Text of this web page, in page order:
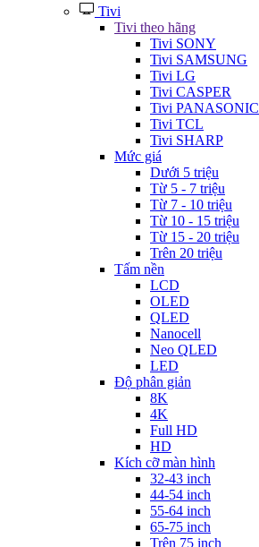
Tivi
Tivi theo hãng
Tivi SONY
Tivi SAMSUNG
Tivi LG
Tivi CASPER
Tivi PANASONIC
Tivi TCL
Tivi SHARP
Mức giá
Dưới 5 triệu
Từ 5 - 7 triệu
Từ 7 - 10 triệu
Từ 10 - 15 triệu
Từ 15 - 20 triệu
Trên 20 triệu
Tấm nền
LCD
OLED
QLED
Nanocell
Neo QLED
LED
Độ phân giản
8K
4K
Full HD
HD
Kích cỡ màn hình
32-43 inch
44-54 inch
55-64 inch
65-75 inch
Trên 75 inch